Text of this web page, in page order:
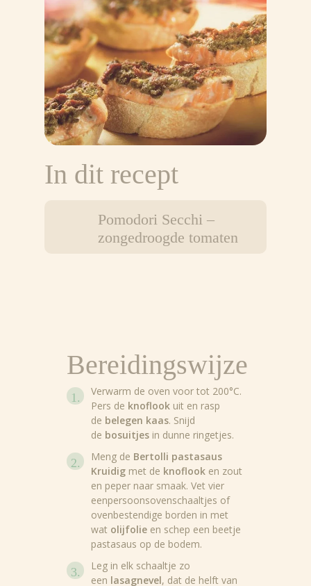
In dit recept
Pomodori Secchi –
zongedroogde tomaten
Bereidingswijze
Verwarm de oven voor tot 200°C.
Pers de knoflook uit en rasp
de belegen kaas. Snijd
de bosuitjes in dunne ringetjes.
Meng de Bertolli pastasaus
Kruidig met de knoflook en zout
en peper naar smaak. Vet vier
eenpersoonsovenschaaltjes of
ovenbestendige borden in met
wat olijfolie en schep een beetje
pastasaus op de bodem.
Leg in elk schaaltje zo
een lasagnevel, dat de helft van